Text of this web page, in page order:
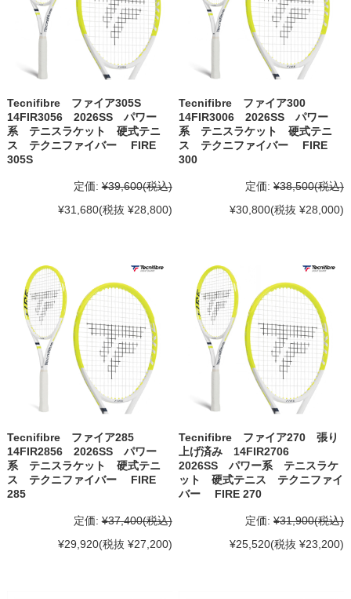
Tecnifibre ファイア305S
14FIR3056 2026SS パワー
系 テニスラケット 硬式テニ
ス テクニファイバー FIRE
305S
定価: ¥39,600(税込)
¥31,680(税抜 ¥28,800)
Tecnifibre ファイア300
14FIR3006 2026SS パワー
系 テニスラケット 硬式テニ
ス テクニファイバー FIRE
300
定価: ¥38,500(税込)
¥30,800(税抜 ¥28,000)
Tecnifibre ファイア285
14FIR2856 2026SS パワー
系 テニスラケット 硬式テニ
ス テクニファイバー FIRE
285
定価: ¥37,400(税込)
¥29,920(税抜 ¥27,200)
Tecnifibre ファイア270 張り
上げ済み 14FIR2706
2026SS パワー系 テニスラケ
ット 硬式テニス テクニファイ
バー FIRE 270
定価: ¥31,900(税込)
¥25,520(税抜 ¥23,200)